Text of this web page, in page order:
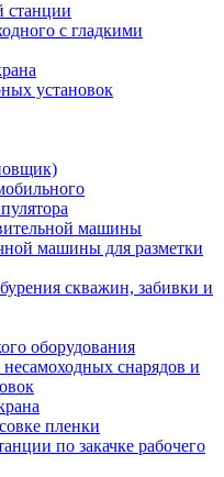
станции
с гладкими
установок
машины
машины для разметки
скважин, забивки и
оборудования
снарядов и
пленки
по закачке рабочего